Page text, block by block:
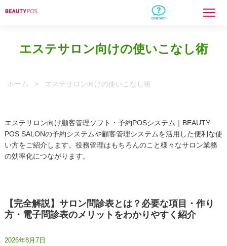
ご利用までの流れ
BEAUTY POSマガジン
エステサロン向けの使いこなし術
ホーム > エステサロン向けの使いこなし術
エステサロン向け顧客管理ソフト・予約POSシステム｜BEAUTY
POS SALONの予約システムや顧客管理システムを活用した便利な使
い方をご紹介します。役務管理はもちろんのこと様々なサロン業務
の効率化につながります。
【完全解説】サロン問診表とは？必要な項目・作り
方・電子問診表のメリットをわかりやすく紹介
2026年8月7日